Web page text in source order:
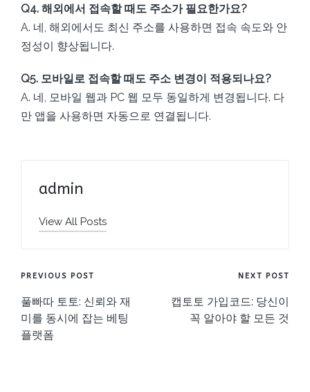
Q4. 해외에서 접속할 때도 주소가 필요한가요?
A. 네, 해외에서도 최신 주소를 사용하면 접속 속도와 안
정성이 향상됩니다.
Q5. 모바일로 접속할 때도 주소 변경이 적용되나요?
A. 네, 모바일 웹과 PC 웹 모두 동일하게 변경됩니다. 다
만 앱을 사용하면 자동으로 연결됩니다.
admin
View All Posts
Post
navigation
PREVIOUS POST
풀빠따 토토: 신뢰와 재
미를 동시에 잡는 베팅
플랫폼
NEXT POST
캡토토 가입코드: 당신이
꼭 알아야 할 모든 것